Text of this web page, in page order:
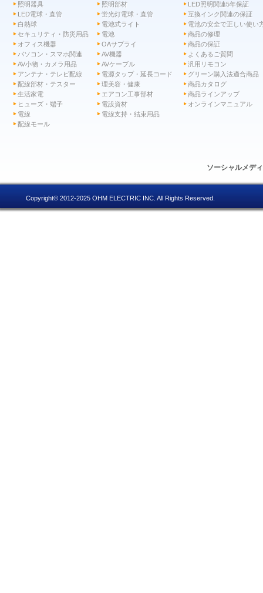
照明器具
照明部材
LED電球・直管
蛍光灯電球・直管
白熱球
電池式ライト
セキュリティ・防災用品
電池
オフィス機器
OAサプライ
パソコン・スマホ関連
AV機器
AV小物・カメラ用品
AVケーブル
アンテナ・テレビ配線
電源タップ・延長コード
配線部材・テスター
理美容・健康
生活家電
エアコン工事部材
ヒューズ・端子
電設資材
電線
電線支持・結束用品
配線モール
LED照明関連5年保証
互換インク関連の保証
電池の安全で正しい使い
商品の修理
商品の保証
よくあるご質問
汎用リモコン
グリーン購入法適合商品
商品カタログ
商品ラインアップ
オンラインマニュアル
ソーシャルメデ
Copyright© 2012-2025 OHM ELECTRIC INC. All Rights Reserved.